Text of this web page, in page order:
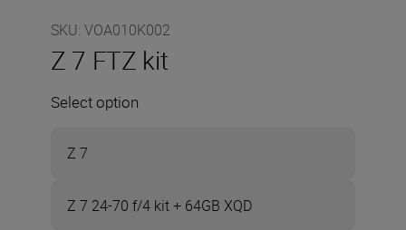
SKU: VOA010K002
Z 7 FTZ kit
Select option
Z 7
Z 7 24-70 f/4 kit + 64GB XQD